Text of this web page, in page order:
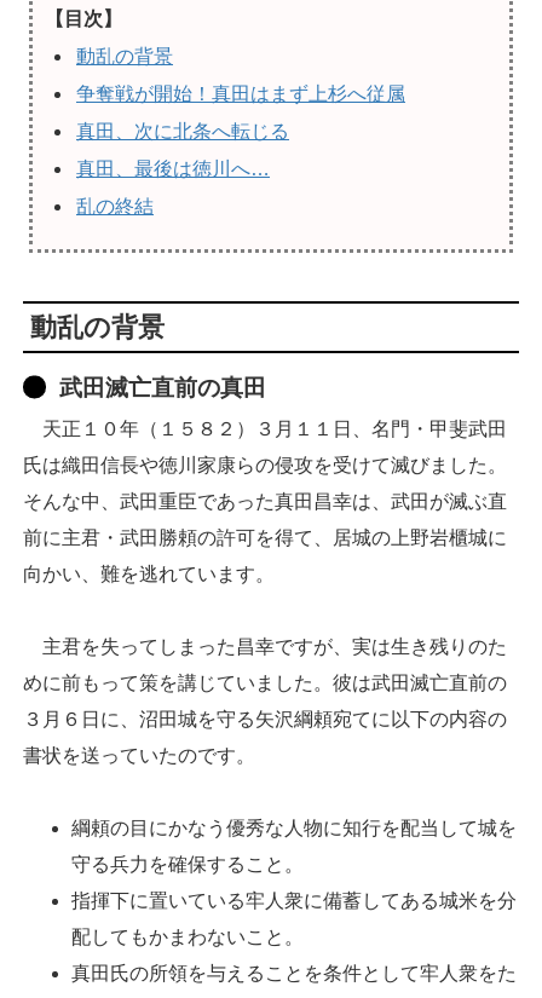
【目次】
動乱の背景
争奪戦が開始！真田はまず上杉へ従属
真田、次に北条へ転じる
真田、最後は徳川へ…
乱の終結
動乱の背景
武田滅亡直前の真田
天正１０年（１５８２）３月１１日、名門・甲斐武田
氏は織田信長や徳川家康らの侵攻を受けて滅びました。
そんな中、武田重臣であった真田昌幸は、武田が滅ぶ直
前に主君・武田勝頼の許可を得て、居城の上野岩櫃城に
向かい、難を逃れています。
主君を失ってしまった昌幸ですが、実は生き残りのた
めに前もって策を講じていました。彼は武田滅亡直前の
３月６日に、沼田城を守る矢沢綱頼宛てに以下の内容の
書状を送っていたのです。
綱頼の目にかなう優秀な人物に知行を配当して城を
守る兵力を確保すること。
指揮下に置いている牢人衆に備蓄してある城米を分
配してもかまわないこと。
真田氏の所領を与えることを条件として牢人衆をた